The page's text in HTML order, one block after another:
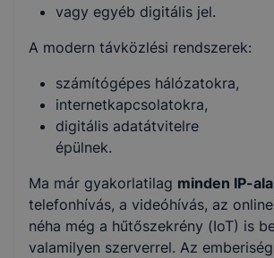
vagy egyéb digitális jel.
A modern távközlési rendszerek:
számítógépes hálózatokra,
internetkapcsolatokra,
digitális adatátvitelre
épülnek.
Ma már gyakorlatilag minden IP-
telefonhívás, a videóhívás, az
néha még a hűtőszekrény (IoT) is
valamilyen szerverrel. Az